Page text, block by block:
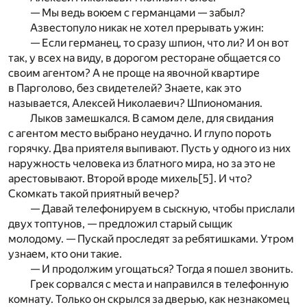
— Мы ведь воюем с германцами — забыл?
Азвестопуло никак не хотел прерывать ужин:
— Если германец, то сразу шпион, что ли? И он вот
так, у всех на виду, в дорогом ресторане общается со
своим агентом? А не проще на явочной квартире
в Парголово, без свидетелей? Знаете, как это
называется, Алексей Николаевич? Шпиономания.
Лыков замешкался. В самом деле, для свидания
с агентом место выбрано неудачно. И глупо пороть
горячку. Два приятеля выпивают. Пусть у одного из них
наружность человека из блатного мира, но за это не
арестовывают. Второй вроде михель[5]. И что?
Скомкать такой приятный вечер?
— Давай телефонируем в сыскную, чтобы прислали
двух топтунов, — предложил старый сыщик
молодому. — Пускай проследят за ребятишками. Утром
узнаем, кто они такие.
— И продолжим угощаться? Тогда я пошел звонить.
Грек сорвался с места и направился в телефонную
комнату. Только он скрылся за дверью, как незнакомец